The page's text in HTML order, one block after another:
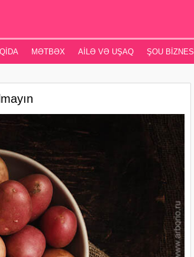
MƏTBƏX AILƏ VƏ UŞAQ ŞOU BIZNES